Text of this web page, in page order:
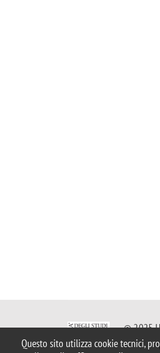
Questo sito utilizza cookie tecnici,
© 2025
Piazza